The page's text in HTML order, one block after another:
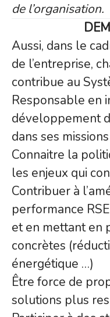
de l’organisation.
Aussi, dans le
de l’entreprise,
contribue au
Responsable en
développement
dans ses missions
Connaitre la
les enjeux qui
Contribuer à
performance
et en mettant en
concrètes
énergétique …)
Être force de
solutions plus